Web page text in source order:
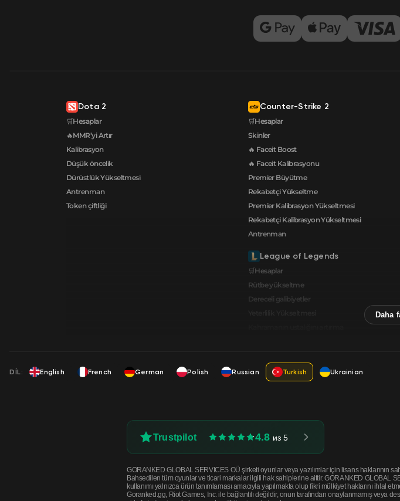
Dota 2
🛒Hesaplar
🔥MMR’yi Artır
Kalibrasyon
Düşük öncelik
Dürüstlük Yükseltmesi
Antrenman
Token çiftliği
Counter-Strike 2
🛒Hesaplar
Skinler
🔥 Faceit Boost
🔥 Faceit Kalibrasyonu
Premier Büyütme
Rekabetçi Yükseltme
Premier Kalibrasyon Yükseltmesi
Rekabetçi Kalibrasyon Yükseltmesi
Antrenman
League of Legends
🛒Hesaplar
Rütbe yükseltme
Dereceli galibiyetler
DIL: English French German Polish Russian Turkish Ukrainian
Trustpilot 4.8 из 5
GORANKED GLOBAL SERVICES OÜ şirketi oyunlar veya yazılımlar için lisans haklarının
Bahsedilen tüm oyunlar ve ticari markalar ilgili hak sahiplerine aittir. GORANKED GLOBAL
kullanımı yalnızca ürün tanımlaması amacıyla yapılmakta olup fikri mülkiyet haklarını ihlal
Goranked.gg, Riot Games, Inc. ile bağlantılı değildir, onun tarafından onaylanmamış veya